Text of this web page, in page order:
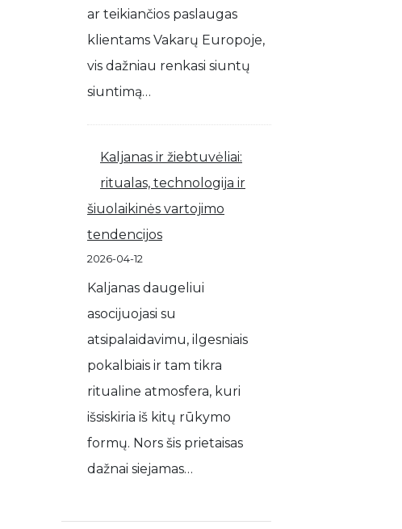
ar teikiančios paslaugas
klientams Vakarų Europoje,
vis dažniau renkasi siuntų
siuntimą…
Kaljanas ir žiebtuvėliai:
ritualas, technologija ir
šiuolaikinės vartojimo
tendencijos
2026-04-12
Kaljanas daugeliui
asocijuojasi su
atsipalaidavimu, ilgesniais
pokalbiais ir tam tikra
ritualine atmosfera, kuri
išsiskiria iš kitų rūkymo
formų. Nors šis prietaisas
dažnai siejamas…